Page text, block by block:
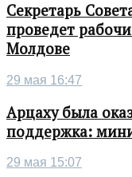
Секретарь
проведет
Молдове
29 мая 16:47
Арцаху была
поддержка:
29 мая 15:07